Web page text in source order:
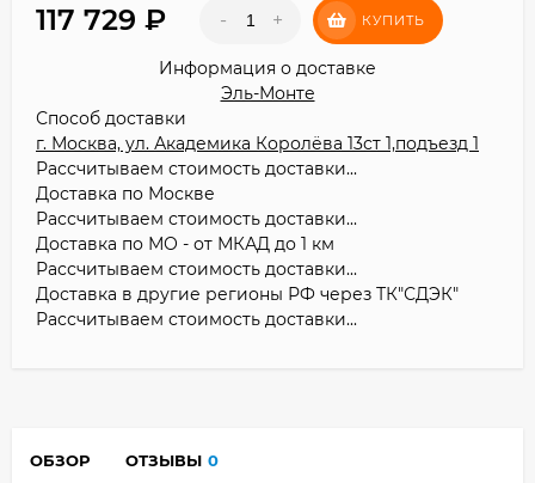
117 729 - + КУПИТЬ
Информация о доставке
Эль-Монте
Способ доставки
г. Москва, ул. Академика Королёва 13ст 1,подъезд 1
Рассчитываем стоимость доставки...
Доставка по Москве
Рассчитываем стоимость доставки...
Доставка по МО - от МКАД до 1 км
Рассчитываем стоимость доставки...
Доставка в другие регионы РФ через ТК"СДЭК"
Рассчитываем стоимость доставки...
ОБЗОР ОТЗЫВЫ 0